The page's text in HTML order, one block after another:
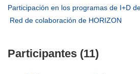
abrirá
Participación en los programas de I+D
Red de colaboración de HORIZON
Participantes (11)